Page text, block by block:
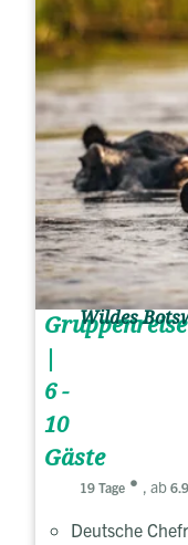
Gruppenreise
|
6 -
10
Gäste
Wildes
19 Tage , ab
Deutsche